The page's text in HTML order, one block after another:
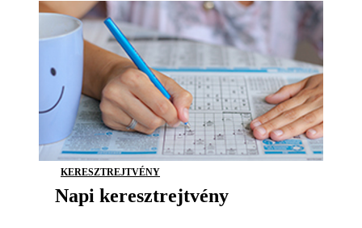
KERESZTREJTVÉNY
Napi keresztrejtvény